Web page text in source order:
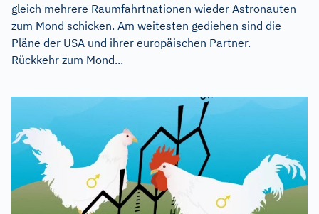
gleich mehrere Raumfahrtnationen wieder Astronauten
zum Mond schicken. Am weitesten gediehen sind die
Pläne der USA und ihrer europäischen Partner.
Rückkehr zum Mond...